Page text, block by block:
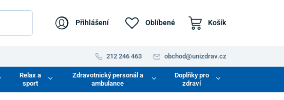
Přihlášení Oblíbené Košík
212 246 463 obchod@unizdrav.cz
Relax a
sport
Zdravotnický personál a
ambulance
Doplňky pro
zdraví